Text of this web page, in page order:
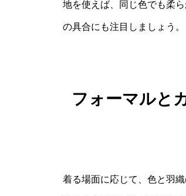
地を使えば、同じ色でも柔
の具合にも注目しましょう。
フォーマルと
着る場面に応じて、色と羽